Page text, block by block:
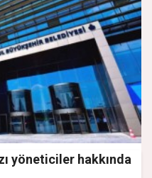
yöneticiler hakkında